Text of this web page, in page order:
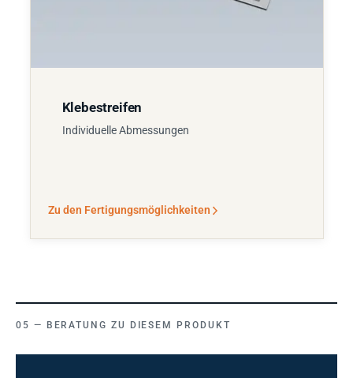
Klebestreifen
Individuelle Abmessungen
Zu den Fertigungsmöglichkeiten
BERATUNG ZU DIESEM PRODUKT